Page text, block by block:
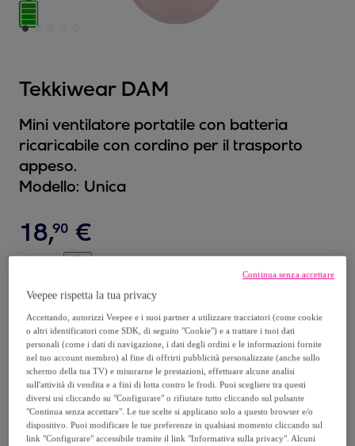
Tekkiwear DAM
Mini ventilatore portatile con batteria
ricaricabile con cordino per il trasporto
appeso.
Modello: Unica
18,90 €
Venduto daEMPRENDIMIENTOS URBANOS
Consegna
Spedizione gratuita
Veepee rispetta la tua privacy
Accettando, autorizzi Veepee e i suoi partner a utilizzare tracciatori (come cookie
o altri identificatori come SDK, di seguito "Cookie") e a trattare i tuoi dati
personali (come i dati di navigazione, i dati degli ordini e le informazioni fornite
nel tuo account membro) al fine di offrirti pubblicità personalizzate (anche sullo
schermo della tua TV) e misurarne le prestazioni, effettuare alcune analisi
sull'attività di vendita e a fini di lotta contro le frodi. Puoi scegliere tra questi
diversi usi cliccando su "Configurare" o rifiutare tutto cliccando sul pulsante
"Continua senza accettare". Le tue scelte si applicano solo a questo browser e/o
dispositivo. Puoi modificare le tue preferenze in qualsiasi momento cliccando sul
link "Configurare" accessibile tramite il link "Informativa sulla privacy". Alcuni
Continua senza accettare